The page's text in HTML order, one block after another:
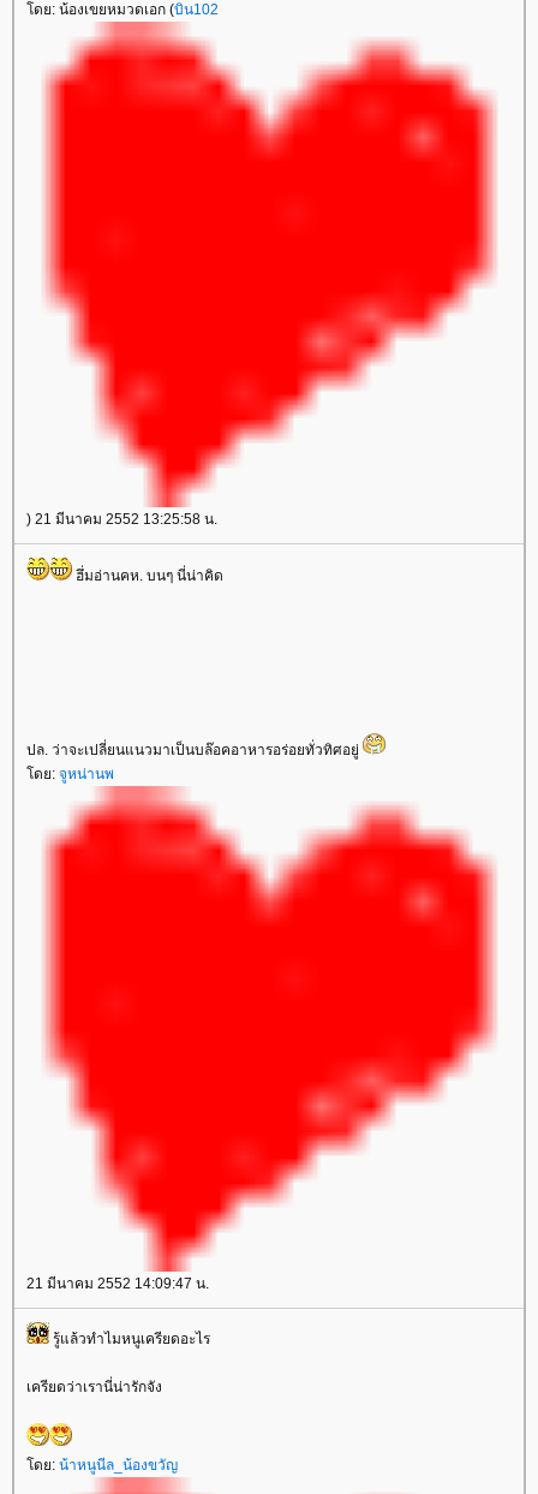
ดย: น้องเขยหมวดเอก (บิน102
) 21 มีนาคม 2552 13:25:58 น.
ฮึ่มอ่านคห. บนๆ นี่น่าคิด
ปล. ว่าจะเปลี่ยนแนวมาเป็นบล๊อคอาหารอร่อยทั่วทิศอยู่
ดย: จูหน่านพ
21 มีนาคม 2552 14:09:47 น.
รู้แล้วทำไมหนูเครียดอะไร
เครียดว่าเรานี่น่ารักจัง
ดย: น้าหนูนีล_น้องขวัญ